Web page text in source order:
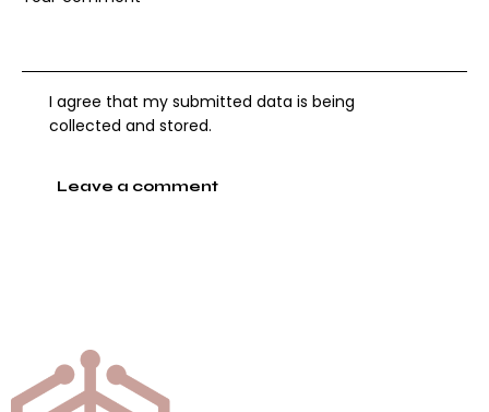
I agree that my submitted data is being
collected and stored.